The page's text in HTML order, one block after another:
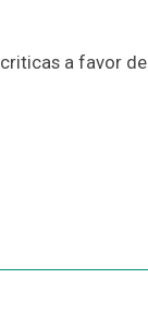
a favor de